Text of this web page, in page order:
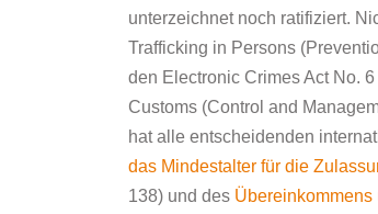
unterzeichnet noch ratifiziert.
Trafficking in Persons
den Electronic Crimes Act No.
Customs (Control and
hat alle entscheidenden
das Mindestalter für die
138) und des